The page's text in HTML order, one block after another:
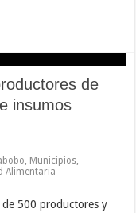
de
insumos
Municipios
Alimentaria
de 500 productores y